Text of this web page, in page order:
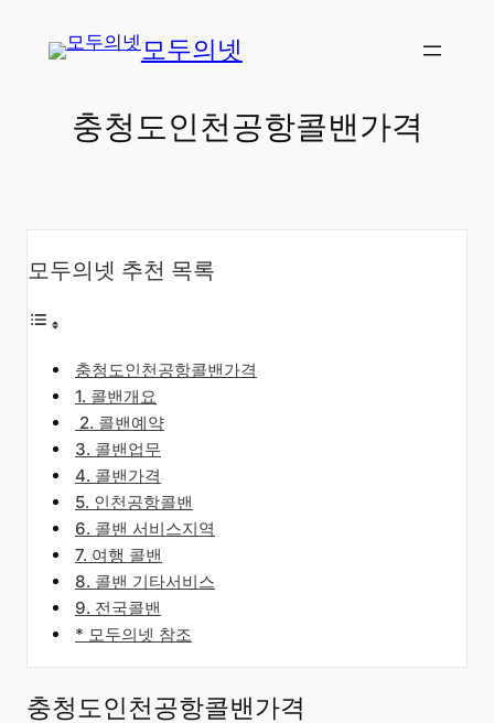
모두의넷
충청도인천공항콜밴가격
모두의넷 추천 목록
충청도인천공항콜밴가격
​1. 콜밴개요
​2. 콜밴예약
3. 콜밴업무
4. 콜밴가격
5. 인천공항콜밴
6. 콜밴 서비스지역
7. 여행 콜밴
8. 콜밴 기타서비스
9. 전국콜밴
* 모두의넷 참조
충청도인천공항콜밴가격